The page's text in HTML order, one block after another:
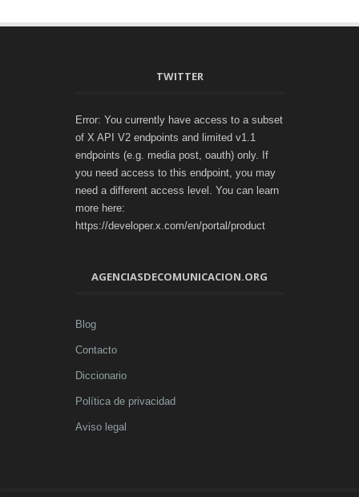
TWITTER
Error: You currently have access to a subset
of X API V2 endpoints and limited v1.1
endpoints (e.g. media post, oauth) only. If
you need access to this endpoint, you may
need a different access level. You can learn
more here:
https://developer.x.com/en/portal/product
AGENCIASDECOMUNICACION.ORG
Blog
Contacto
Diccionario
Política de privacidad
Aviso legal